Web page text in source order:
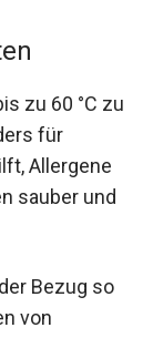
zu 60 °C zu
für
Allergene
sauber und
Bezug so
von